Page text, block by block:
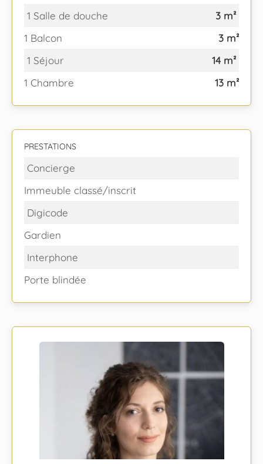
1 Salle de douche
3 m²
1 Balcon
3 m²
1 Séjour
14 m²
1 Chambre
13 m²
PRESTATIONS
Concierge
Immeuble classé/inscrit
Digicode
Gardien
Interphone
Porte blindée